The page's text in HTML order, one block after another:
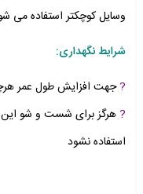
وسایل کوچکتر استفاده می
شرایط نگهداری:
? جهت افزایش طول عمر
? هرگز برای شست و شو این
استفاده نشود